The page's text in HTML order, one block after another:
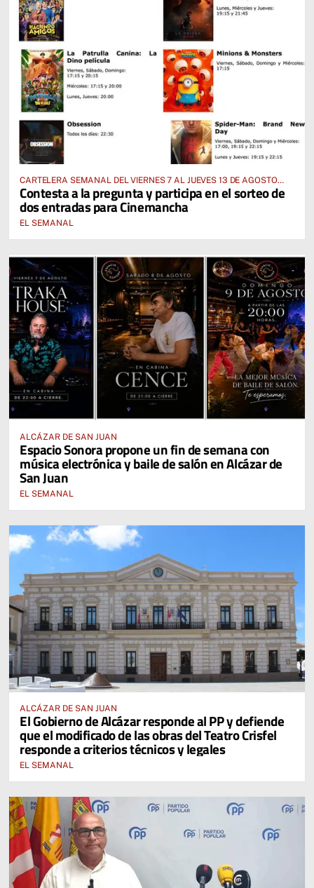
CARTELERA SEMANAL DEL VIERNES 7 AL JUEVES 13 DE AGOSTO
2026
Contesta a la pregunta y participa en el sorteo de
dos entradas para Cinemancha
EL SEMANAL
ALCÁZAR DE SAN JUAN
Espacio Sonora propone un fin de semana con
música electrónica y baile de salón en Alcázar de
San Juan
EL SEMANAL
ALCÁZAR DE SAN JUAN
El Gobierno de Alcázar responde al PP y defiende
que el modificado de las obras del Teatro Crisfel
responde a criterios técnicos y legales
EL SEMANAL